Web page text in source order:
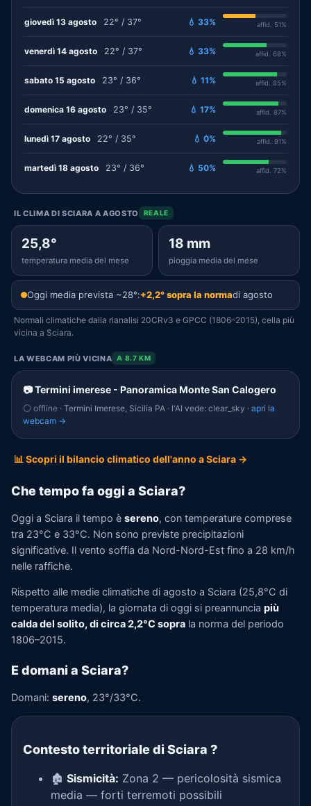
giovedì 13 agosto 22° / 37° 💧 33% affid. 51%
venerdì 14 agosto 22° / 37° 💧 33% affid. 68%
sabato 15 agosto 23° / 36° 💧 11% affid. 85%
domenica 16 agosto 23° / 35° 💧 17% affid. 87%
lunedì 17 agosto 22° / 35° 💧 0% affid. 91%
martedì 18 agosto 23° / 36° 💧 50% affid. 72%
IL CLIMA DI SCIARA A AGOSTO REALE
25,8°
temperatura media del mese
18 mm
pioggia media del mese
Oggi media prevista ~28°:+2,2° sopra la normadi agosto
Normali climatiche dalla rianalisi 20CRv3 e GPCC (1806–2015), cella più
vicina a Sciara.
LA WEBCAM PIÙ VICINA A 8.7 KM
📷 Termini imerese - Panoramica Monte San Calogero
⚪ offline · Termini Imerese, Sicilia PA · l'AI vede: clear_sky · apri la
webcam →
📊 Scopri il bilancio climatico dell'anno a Sciara →
Che tempo fa oggi a Sciara?
Oggi a Sciara il tempo è sereno, con temperature comprese
tra 23°C e 33°C. Non sono previste precipitazioni
significative. Il vento soffia da Nord-Nord-Est fino a 28 km/h
nelle raffiche.
Rispetto alle medie climatiche di agosto a Sciara (25,8°C di
temperatura media), la giornata di oggi si preannuncia più
calda del solito, di circa 2,2°C sopra la norma del periodo
1806–2015.
E domani a Sciara?
Domani: sereno, 23°/33°C.
Contesto territoriale di Sciara ?
🏚️ Sismicità: Zona 2 — pericolosità sismica
media — forti terremoti possibili